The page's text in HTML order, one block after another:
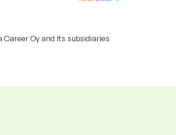
Career Oy and its subsidiaries